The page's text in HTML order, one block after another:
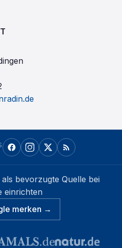
als bevorzugte Quelle bei
einrichten
merken →